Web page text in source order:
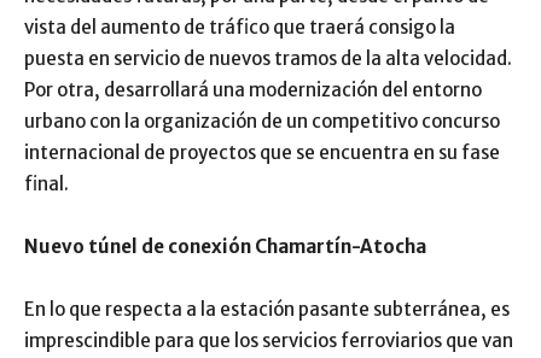
vista del aumento de tráfico que traerá consigo la
puesta en servicio de nuevos tramos de la alta velocidad.
Por otra, desarrollará una modernización del entorno
urbano con la organización de un competitivo concurso
internacional de proyectos que se encuentra en su fase
final.
Nuevo túnel de conexión Chamartín-Atocha
En lo que respecta a la estación pasante subterránea, es
imprescindible para que los servicios ferroviarios que van